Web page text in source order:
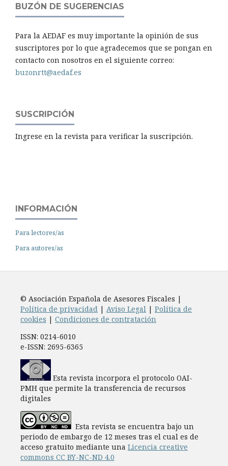
BUZÓN DE SUGERENCIAS
Para la AEDAF es muy importante la opinión de sus
suscriptores por lo que agradecemos que se pongan en
contacto con nosotros en el siguiente correo:
buzonrtt@aedaf.es
SUSCRIPCIÓN
Ingrese en la revista para verificar la suscripción.
INFORMACIÓN
Para lectores/as
Para autores/as
© Asociación Española de Asesores Fiscales |
Política de privacidad| Aviso Legal| Política de
cookies | Condiciones de contratación
ISSN: 0214-6010
e-ISSN: 2695-6365
Esta revista incorpora el protocolo OAI-
PMH que permite la transferencia de recursos
digitales
Esta revista se encuentra bajo un
periodo de embargo de 12 meses tras el cual es de
acceso gratuito mediante una Licencia creative
commons CC BY-NC-ND 4.0